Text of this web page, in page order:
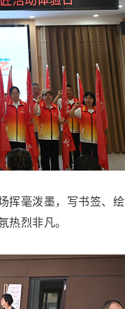
毫泼墨，写书签、绘
热烈非凡。